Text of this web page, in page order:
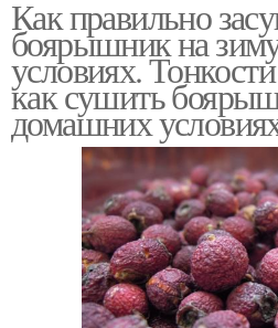
Как правильно
боярышник на
условиях.
как сушить
домашних